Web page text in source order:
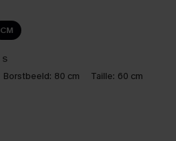
CM
S
Borstbeeld: 80 cm Taille: 60 cm